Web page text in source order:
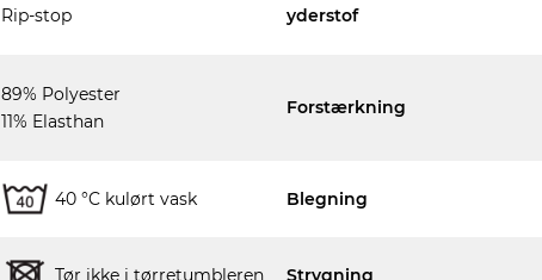
Rip-stop yderstof
89% Polyester
11% Elasthan
Forstærkning
40 °C kulørt vask Blegning
Tør ikke i tørretumbleren Strygning